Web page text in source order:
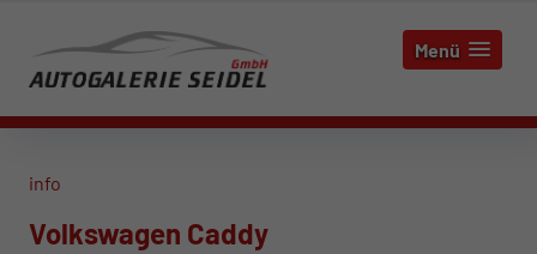
Menü
info
Volkswagen Caddy